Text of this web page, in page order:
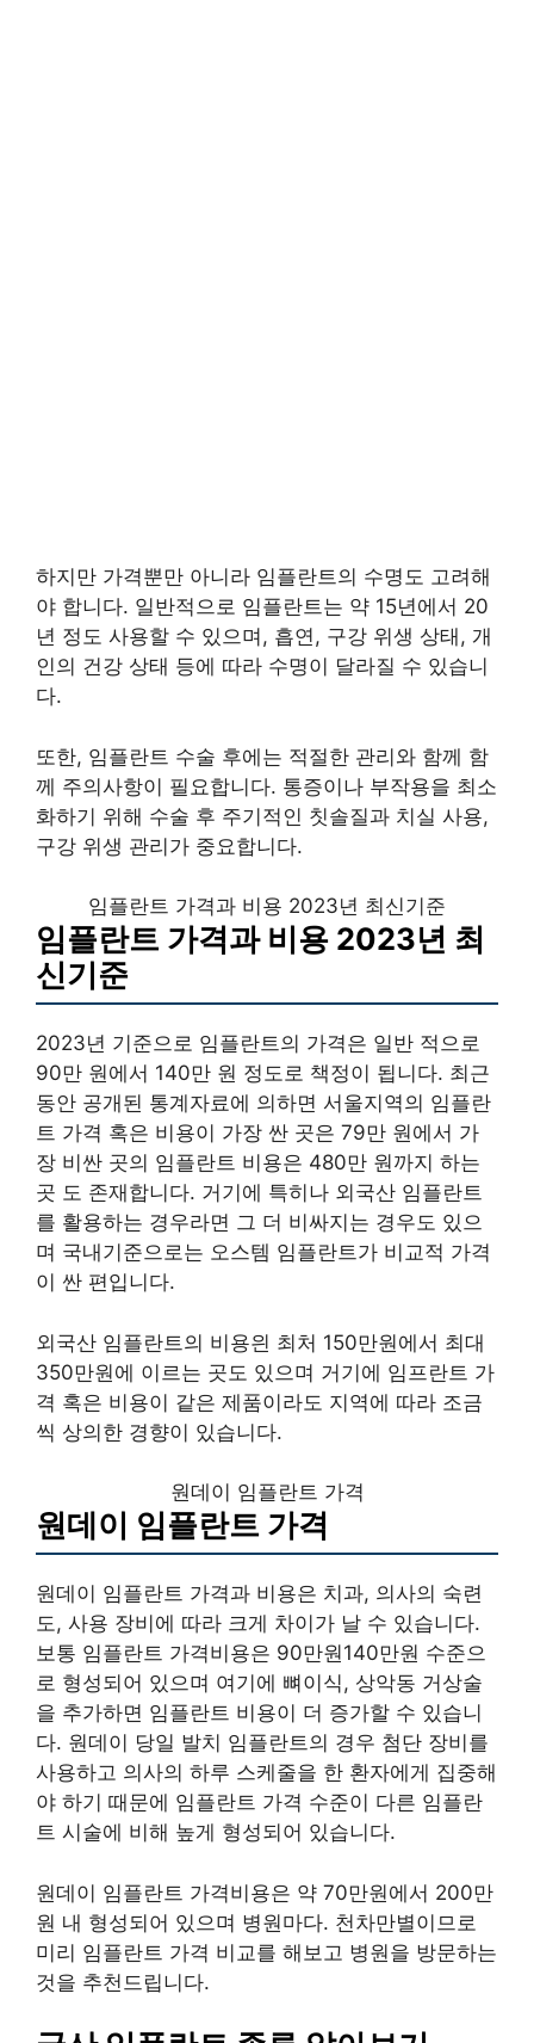
하지만 가격뿐만 아니라 임플란트의 수명도 고려해
야 합니다. 일반적으로 임플란트는 약 15년에서 20
년 정도 사용할 수 있으며, 흡연, 구강 위생 상태, 개
인의 건강 상태 등에 따라 수명이 달라질 수 있습니
다.
또한, 임플란트 수술 후에는 적절한 관리와 함께 함
께 주의사항이 필요합니다. 통증이나 부작용을 최소
화하기 위해 수술 후 주기적인 칫솔질과 치실 사용,
구강 위생 관리가 중요합니다.
임플란트 가격과 비용 2023년 최신기준
임플란트 가격과 비용 2023년 최
신기준
2023년 기준으로 임플란트의 가격은 일반 적으로
90만 원에서 140만 원 정도로 책정이 됩니다. 최근
동안 공개된 통계자료에 의하면 서울지역의 임플란
트 가격 혹은 비용이 가장 싼 곳은 79만 원에서 가
장 비싼 곳의 임플란트 비용은 480만 원까지 하는
곳 도 존재합니다. 거기에 특히나 외국산 임플란트
를 활용하는 경우라면 그 더 비싸지는 경우도 있으
며 국내기준으로는 오스템 임플란트가 비교적 가격
이 싼 편입니다.
외국산 임플란트의 비용읜 최처 150만원에서 최대
350만원에 이르는 곳도 있으며 거기에 임프란트 가
격 혹은 비용이 같은 제품이라도 지역에 따라 조금
씩 상의한 경향이 있습니다.
원데이 임플란트 가격
원데이 임플란트 가격
원데이 임플란트 가격과 비용은 치과, 의사의 숙련
도, 사용 장비에 따라 크게 차이가 날 수 있습니다.
보통 임플란트 가격비용은 90만원140만원 수준으
로 형성되어 있으며 여기에 뼈이식, 상악동 거상술
을 추가하면 임플란트 비용이 더 증가할 수 있습니
다. 원데이 당일 발치 임플란트의 경우 첨단 장비를
사용하고 의사의 하루 스케줄을 한 환자에게 집중해
야 하기 때문에 임플란트 가격 수준이 다른 임플란
트 시술에 비해 높게 형성되어 있습니다.
원데이 임플란트 가격비용은 약 70만원에서 200만
원 내 형성되어 있으며 병원마다. 천차만별이므로
미리 임플란트 가격 비교를 해보고 병원을 방문하는
것을 추천드립니다.